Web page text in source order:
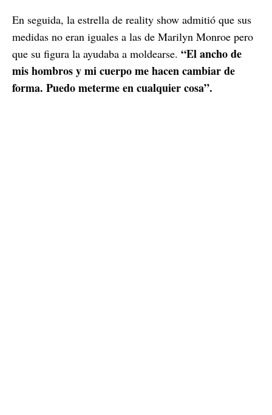
En seguida, la estrella de reality show admitió que sus
medidas no eran iguales a las de Marilyn Monroe pero
que su figura la ayudaba a moldearse. “El ancho de
mis hombros y mi cuerpo me hacen cambiar de
forma. Puedo meterme en cualquier cosa”.